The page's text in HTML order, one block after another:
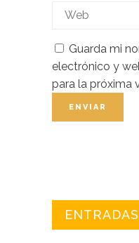
Guarda mi
electrónico y
para la próxima